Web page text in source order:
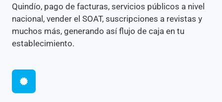
Quindío, pago de facturas, servicios públicos a nivel
nacional, vender el SOAT, suscripciones a revistas y
muchos más, generando así flujo de caja en tu
establecimiento.